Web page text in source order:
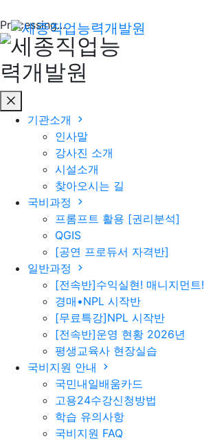
Processing...
기관소개
인사말
강사진 소개
시설소개
찾아오시는 길
국비과정
프롬프트 활용 [권리분석]
QGIS
[공연 프로듀서 자격반]
일반과정
[전속반]수익실현! 매니지먼트!
경매•NPL 시작반
[무료특강]NPL 시작반
[전속반]운영 현황 2026년
평생교육사 현장실습
국비지원 안내
국민내일배움카드
고용24수강신청방법
학습 유의사항
국비지원 FAQ